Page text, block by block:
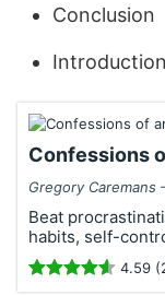
Conclusion
Introduction
Confessions
Gregory Caremans
Beat
habits, self-
4.59